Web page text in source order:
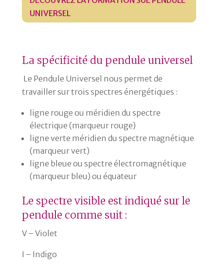
UNIVERSEL
La spécificité du pendule universel
Le Pendule Universel nous permet de
travailler sur trois spectres énergétiques :
ligne rouge ou méridien du spectre
électrique (marqueur rouge)
ligne verte méridien du spectre magnétique
(marqueur vert)
ligne bleue ou spectre électromagnétique
(marqueur bleu) ou équateur
Le spectre visible est indiqué sur le
pendule comme suit :
V– Violet
I – Indigo